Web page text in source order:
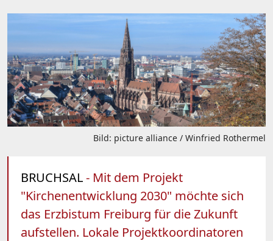
Bild: picture alliance / Winfried Rothermel
BRUCHSAL- Mit dem Projekt
"Kirchenentwicklung 2030" möchte sich
das Erzbistum Freiburg für die Zukunft
aufstellen. Lokale Projektkoordinatoren